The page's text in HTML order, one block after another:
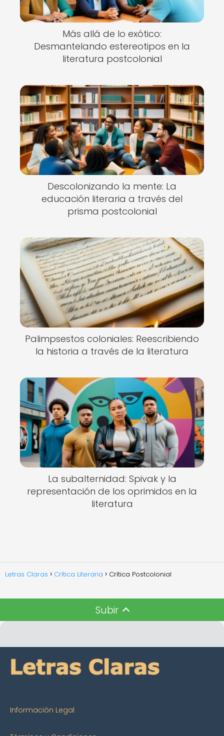
Más allá de lo exótico:
Desmantelando estereotipos en la
literatura postcolonial
Descolonizando la mente: La
educación literaria a través del
prisma postcolonial
Palimpsestos coloniales: Reescribiendo
la historia a través de la literatura
La subalternidad: Spivak y la
representación de los oprimidos en la
literatura
Letras Claras Crítica Literaria Crítica Postcolonial
Subir
Información Legal